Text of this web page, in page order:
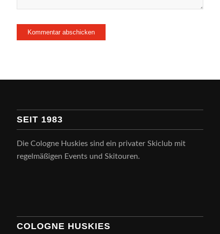
SEIT 1983
Die Cologne Huskies sind ein privater Skiclub mit
regelmäßigen Events und Skitouren.
COLOGNE HUSKIES